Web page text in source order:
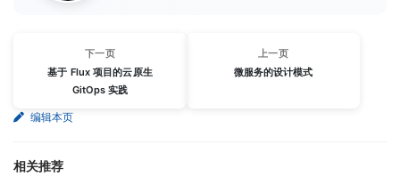
下一页
基于 Flux 项目的云原生
GitOps 实践
上一页
微服务的设计模式
编辑本页
相关推荐